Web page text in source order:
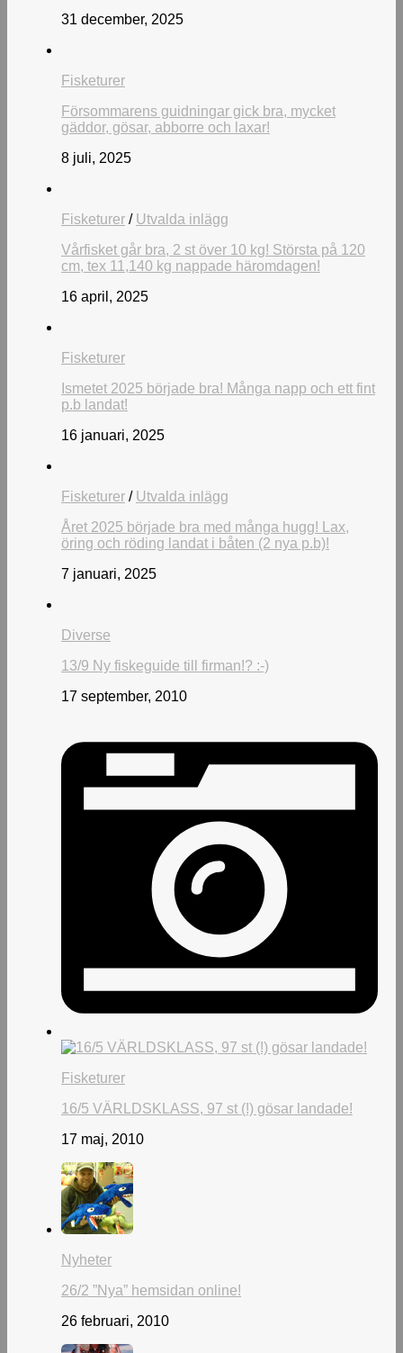
31 december, 2025
Fisketurer
Försommarens guidningar gick bra, mycket
gäddor, gösar, abborre och laxar!
8 juli, 2025
Fisketurer / Utvalda inlägg
Vårfisket går bra, 2 st över 10 kg! Största på 120
cm, tex 11,140 kg nappade häromdagen!
16 april, 2025
Fisketurer
Ismetet 2025 började bra! Många napp och ett fint
p.b landat!
16 januari, 2025
Fisketurer / Utvalda inlägg
Året 2025 började bra med många hugg! Lax,
öring och röding landat i båten (2 nya p.b)!
7 januari, 2025
Diverse
13/9 Ny fiskeguide till firman!? :-)
17 september, 2010
Fisketurer
16/5 VÄRLDSKLASS, 97 st (!) gösar landade!
17 maj, 2010
Nyheter
26/2 ”Nya” hemsidan online!
26 februari, 2010